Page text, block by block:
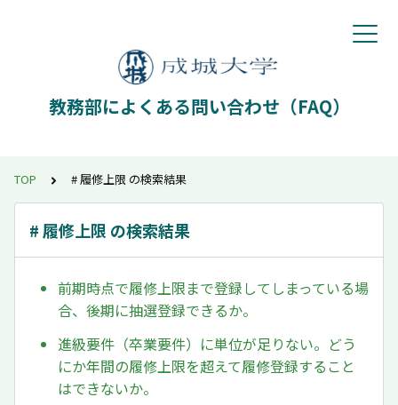
教務部によくある問い合わせ（FAQ）
TOP # 履修上限 の検索結果
# 履修上限 の検索結果
前期時点で履修上限まで登録してしまっている場
合、後期に抽選登録できるか。
進級要件（卒業要件）に単位が足りない。どう
にか年間の履修上限を超えて履修登録すること
はできないか。